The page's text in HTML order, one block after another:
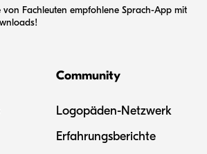
von Fachleuten empfohlene Sprach-App mit
Community
Logopäden-Netzwerk
Erfahrungsberichte